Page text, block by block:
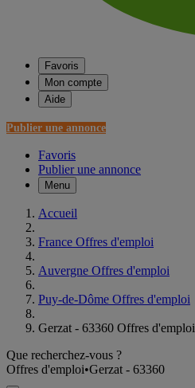
Favoris
Mon compte
Aide
Publier une annonce
Favoris
Publier une annonce
Menu
Accueil
France Offres d'emploi
Auvergne Offres d'emploi
Puy-de-Dôme Offres d'emploi
Gerzat - 63360 Offres d'emploi
Que recherchez-vous ?
Offres d'emploi•Gerzat - 63360